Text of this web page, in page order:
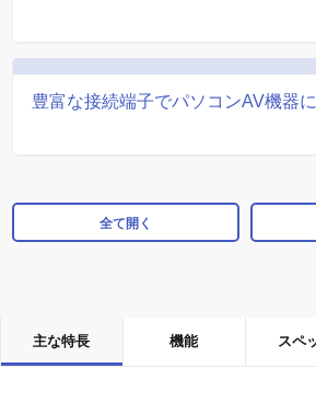
豊富な接続端子でパソコンAV機器
全て開く
主な特長 機能 スペ